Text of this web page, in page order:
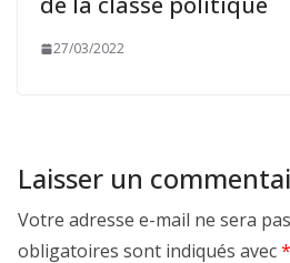
27/03/2022
Laisser un
Votre adresse e-mail ne sera
obligatoires sont indiqués avec*